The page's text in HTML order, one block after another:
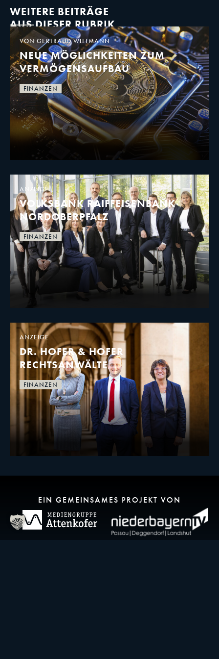
WEITERE BEITRÄGE
AUS DIESER RUBRIK
VON GERTRAUD WITTMANN
NEUE MÖGLICHKEITEN ZUM
VERMÖGENSAUFBAU
FINANZEN
ANZEIGE
VOLKSBANK RAIFFEISENBANK
NORDOBERPFALZ
FINANZEN
ANZEIGE
DR. HOFER & HOFER
RECHTSANWÄLTE
FINANZEN
EIN GEMEINSAMES PROJEKT VON